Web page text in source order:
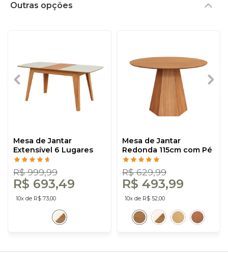
Outras opções
Mesa de Jantar
Extensível 6 Lugares
Lisboa Off White/Freijó
- Dalla Costa
R$ 999,99
R$ 693,49
10x de R$ 73,00
Mesa de Jantar
Redonda 115cm com Pé
Hexagonal Freijó
R$ 629,99
R$ 493,99
10x de R$ 52,00